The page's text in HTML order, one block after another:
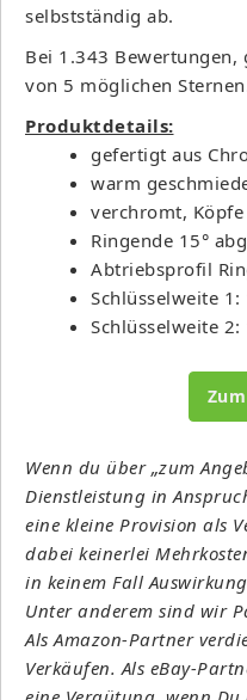
selbstständig ab.
Bei 1.343
von 5 möglichen
Produktdetails:
gefertigt aus
warm
verchromt,
Ringende 15°
Abtriebsprofil
Schlüsselweite 1:
Schlüsselweite 2:
Wenn du über „zum
Dienstleistung in
eine kleine Provision als
dabei keinerlei
in keinem Fall
Unter anderem sind wir
Als Amazon-Partner
Verkäufen. Als eBay-